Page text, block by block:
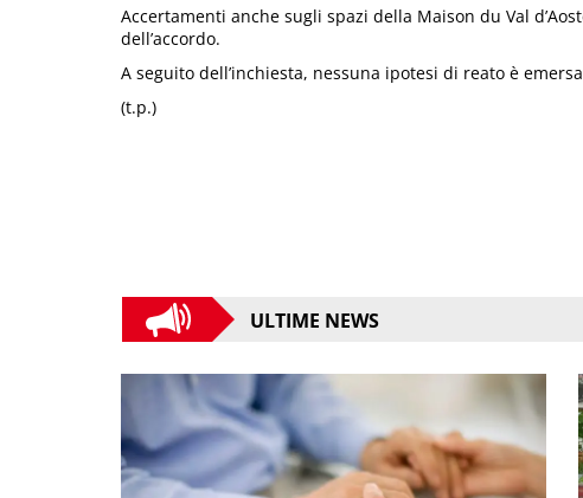
Accertamenti anche sugli spazi della Maison du Val
dell’accordo.
A seguito dell’inchiesta, nessuna ipotesi di reato è
(t.p.)
ULTIME NEWS